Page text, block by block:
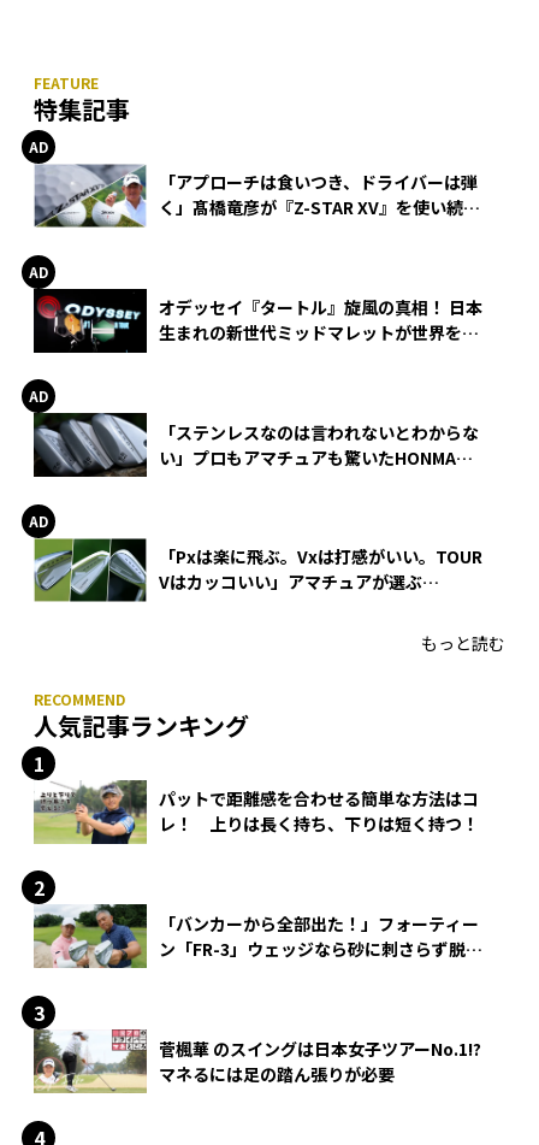
特集記事
「アプローチは食いつき、ドライバーは弾
く」髙橋竜彦が『Z-STAR XV』を使い続け
オデッセイ『タートル』旋風の真相！ 日本
生まれの新世代ミッドマレットが世界を席
「ステンレスなのは言われないとわからな
い」プロもアマチュアも驚いたHONMA
「Pxは楽に飛ぶ。Vxは打感がいい。TOUR
Vはカッコいい」アマチュアが選ぶ
もっと読む
人気記事ランキング
パットで距離感を合わせる簡単な方法はコ
レ！ 上りは長く持ち、下りは短く持つ！
「バンカーから全部出た！」フォーティー
ン「FR-3」ウェッジなら砂に刺さらず脱出
菅楓華 のスイングは日本女子ツアーNo.1!?
マネるには足の踏ん張りが必要